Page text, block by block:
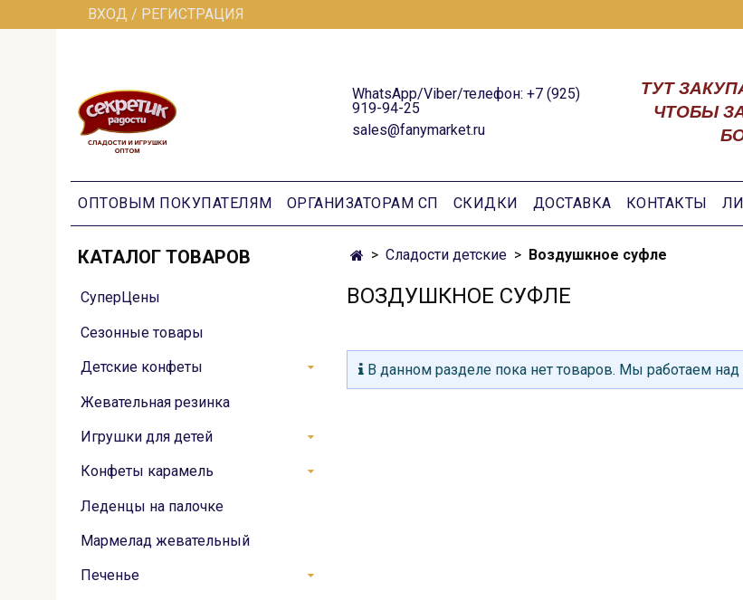
ВХОД / РЕГИСТРАЦИЯ
WhatsApp/Viber/телефон: +7 (925)
919-94-25
sales@fanymarket.ru
ТУТ
ЧТОБЫ
ОПТОВЫМ ПОКУПАТЕЛЯМ ОРГАНИЗАТОРАМ СП СКИДКИ ДОСТАВКА КОНТАКТЫ
Сладости детские Воздушкное суфле
ВОЗДУШКНОЕ СУФЛЕ
В данном разделе пока нет товаров. Мы работаем над
КАТАЛОГ ТОВАРОВ
СуперЦены
Сезонные товары
Детские конфеты
Жевательная резинка
Игрушки для детей
Конфеты карамель
Леденцы на палочке
Мармелад жевательный
Печенье